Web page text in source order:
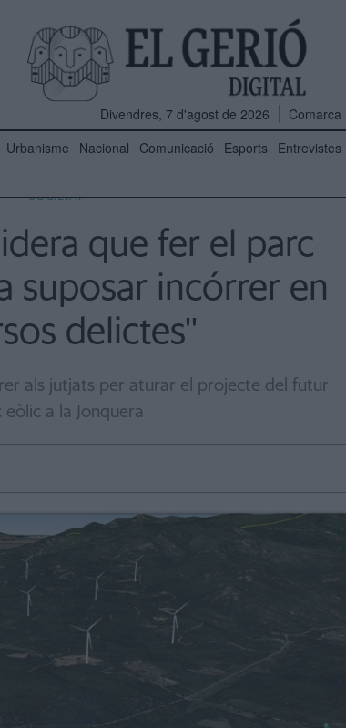
Divendres, 7 d'agost de 2026
Comarca
Urbanisme Nacional Comunicació Esports Entrevistes
SOCIETAT
que fer el parc
suposar incórrer en
delictes''
als jutjats per aturar el projecte del futur
eòlic a la Jonquera